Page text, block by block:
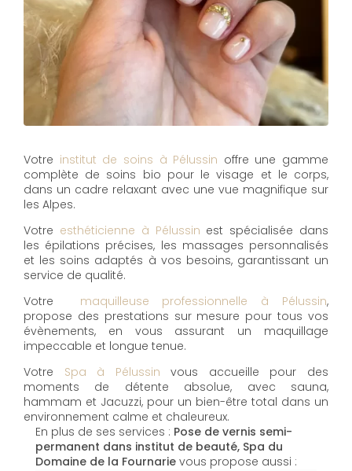
Votre institut de soins à Pélussin offre une gamme
complète de soins bio pour le visage et le corps,
dans un cadre relaxant avec une vue magnifique sur
les Alpes.
Votre esthéticienne à Pélussin est spécialisée dans
les épilations précises, les massages personnalisés
et les soins adaptés à vos besoins, garantissant un
service de qualité.
Votre maquilleuse professionnelle à Pélussin,
propose des prestations sur mesure pour tous vos
évènements, en vous assurant un maquillage
impeccable et longue tenue.
Votre Spa à Pélussin vous accueille pour des
moments de détente absolue, avec sauna,
hammam et Jacuzzi, pour un bien-être total dans un
environnement calme et chaleureux.
En plus de ses services : Pose de vernis semi-
permanent dans institut de beauté, Spa du
Domaine de la Fournarie vous propose aussi :